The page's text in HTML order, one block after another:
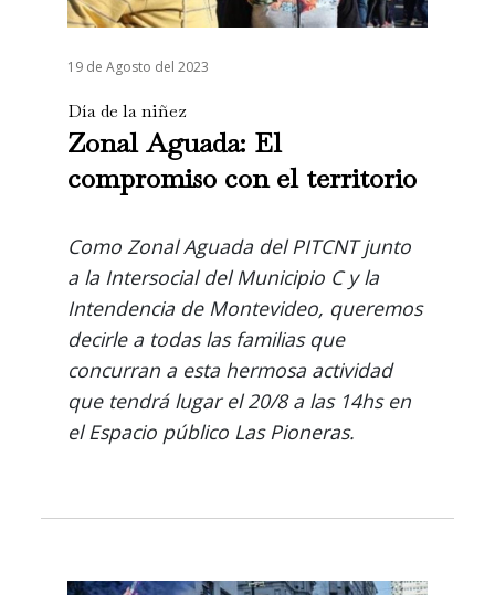
19 de Agosto del 2023
Día de la niñez
Zonal Aguada: El
compromiso con el territorio
Como Zonal Aguada del PITCNT junto
a la Intersocial del Municipio C y la
Intendencia de Montevideo, queremos
decirle a todas las familias que
concurran a esta hermosa actividad
que tendrá lugar el 20/8 a las 14hs en
el Espacio público Las Pioneras.